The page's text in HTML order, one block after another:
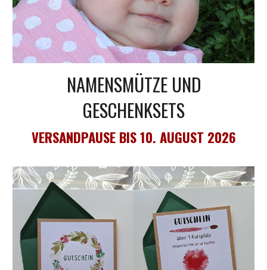
NAMENSMÜTZE UND
GESCHENKSETS
VERSANDPAUSE BIS 10. AUGUST 2026